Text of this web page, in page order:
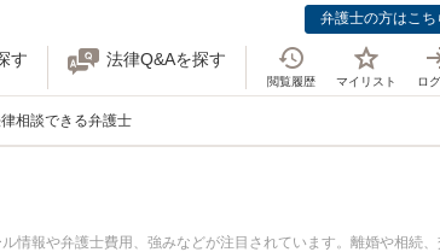
弁護士の方はこち
す 法律Q&Aを探す
閲覧履歴 マイリスト ロ
相談できる弁護士
情報や弁護士費用、強みなどが注目されています。離婚や相続、